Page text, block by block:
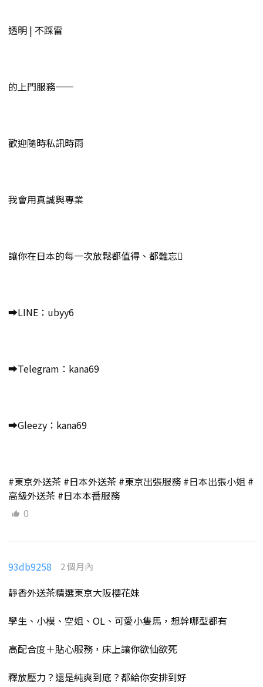
透明 | 不踩雷
的上門服務——
歡迎隨時私訊時雨
我會用真誠與專業
讓你在日本的每一次放鬆都值得、都難忘
➡️LINE：ubyy6
➡️Telegram：kana69
➡️Gleezy：kana69
#東京外送茶 #日本外送茶 #東京出張服務 #日本出張小姐 #
高級外送茶 #日本本番服務
0
93db9258 2 個月內
靜香外送茶精選東京大阪櫻花妹
學生、小模、空姐、OL、可愛小隻馬，想幹哪型都有
高配合度＋貼心服務，床上讓你欲仙欲死
釋放壓力？還是純爽到底？都給你安排到好